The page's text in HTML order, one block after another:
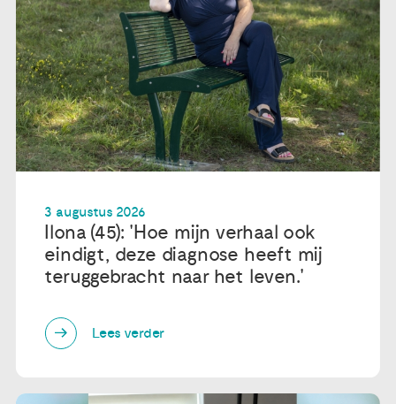
3 augustus 2026
Ilona (45): 'Hoe mijn verhaal ook
eindigt, deze diagnose heeft mij
teruggebracht naar het leven.'
Lees verder